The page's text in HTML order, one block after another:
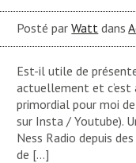
Posté parWatt dans
Est-il utile de
actuellement et c’est
primordial pour moi
sur Insta / Youtube).
Ness Radio depuis
de […]